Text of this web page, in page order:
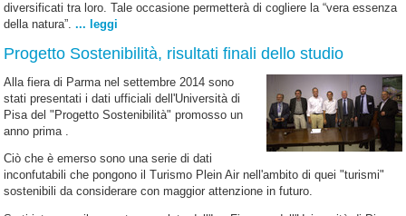
diversificati tra loro. Tale occasione permetterà di cogliere la “vera essenza
della natura”. ... leggi
Progetto Sostenibilità, risultati finali dello studio
Alla fiera di Parma nel settembre 2014 sono
stati presentati i dati ufficiali dell'Università di
Pisa del "Progetto Sostenibilità" promosso un
anno prima .
Ciò che è emerso sono una serie di dati
inconfutabili che pongono il Turismo Plein Air nell'ambito di quei "turismi"
sostenibili da considerare con maggior attenzione in futuro.